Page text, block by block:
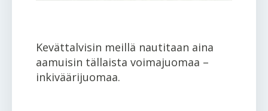
Kevättalvisin meillä nautitaan aina
aamuisin tällaista voimajuomaa –
inkiväärijuomaa.